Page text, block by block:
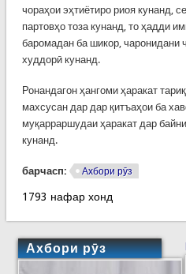
чораҳои эҳтиётиро риоя кунанд,
партовҳо тоза кунанд, то ҳадди
баромадан ба шикор, чаронидани
худдорӣ кунанд.
Ронандагон ҳангоми ҳаракат
махсусан дар дар қитъаҳои ба
муқарраршудаи ҳаракат дар
кунанд.
барчасп: Ахбори рӯз
1793 нафар хонд
Ахбори рӯз